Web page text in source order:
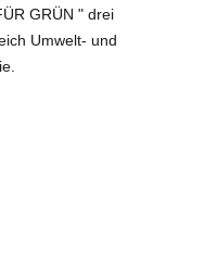
GRÜN " drei
Umwelt- und